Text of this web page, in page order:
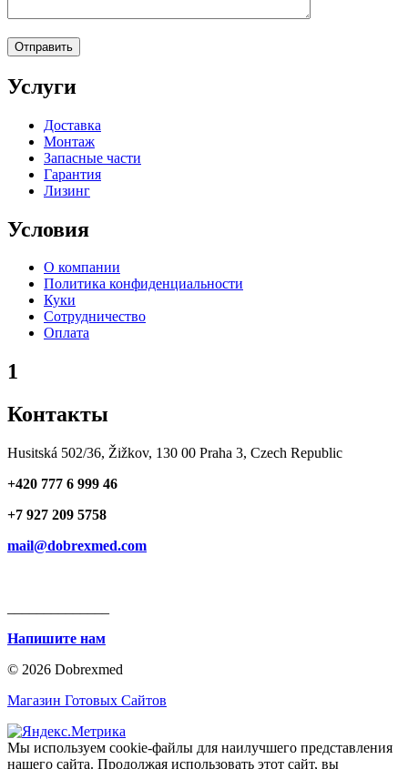
Услуги
Доставка
Монтаж
Запасные части
Гарантия
Лизинг
Условия
О компании
Политика конфиденциальности
Куки
Сотрудничество
Оплата
1
Контакты
Husitská 502/36, Žižkov, 130 00 Praha 3, Czech Republic
+420 777 6 999 46
+7 927 209 5758
mail@dobrexmed.com
Напишите нам
© 2026 Dobrexmed
Магазин Готовых Сайтов
Мы используем cookie-файлы для наилучшего представления
нашего сайта. Продолжая использовать этот сайт, вы